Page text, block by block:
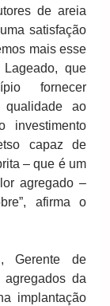
de areia
satisfação
mais esse
que
fornecer
ao
investimento
capaz de
– que é um
agregado –
afirma o
Gerente de
da
implantação